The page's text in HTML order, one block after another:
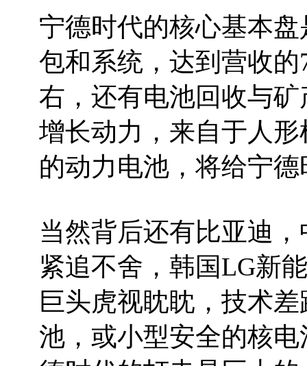
宁德时代的核心基本
包和系统，达到营收
右，还有电池回收与
增长动力，来自于人
的动力电池，将给宁
当然背后还有比亚迪
紧追不舍，韩国LG新
巨头虎视眈眈，技术
池，或小型安全的核